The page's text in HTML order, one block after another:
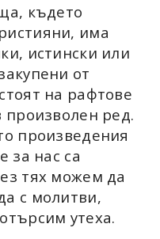
където
има
истински или
от
на рафтове
произволен ред.
произведения
за нас са
тях можем да
с молитви,
утеха.